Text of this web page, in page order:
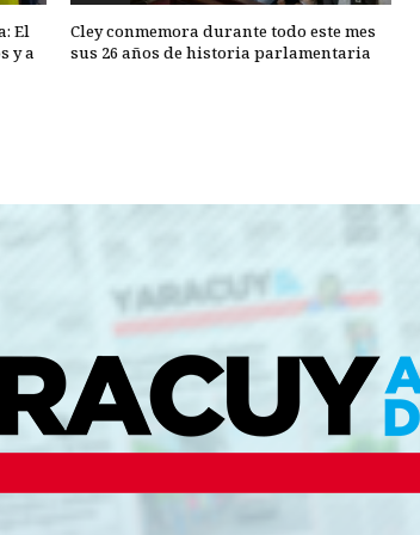
El
y a
Cley conmemora durante todo este mes
sus 26 años de historia parlamentaria